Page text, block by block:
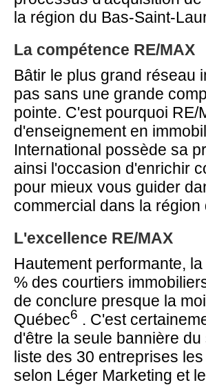
la région du Bas-Saint-
La compétence RE/MAX
Bâtir le plus grand réseau
pas sans une grande
pointe. C'est pourquoi
d'enseignement en
International possède sa
ainsi l'occasion d'enrichir
pour mieux vous guider
commercial dans la
L'excellence RE/MAX
Hautement performante,
% des courtiers
de conclure presque la
Québec6 . C'est
d'être la seule bannière
liste des 30 entreprises
selon Léger Marketing et